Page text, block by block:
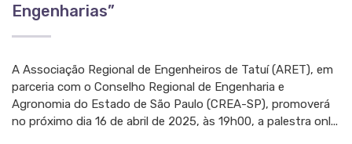
Engenharias”
A Associação Regional de Engenheiros de Tatuí (ARET), em
parceria com o Conselho Regional de Engenharia e
Agronomia do Estado de São Paulo (CREA-SP), promoverá
no próximo dia 16 de abril de 2025, às 19h00, a palestra onl...